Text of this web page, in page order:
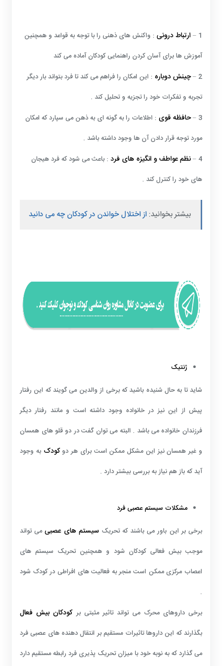
1 – ارتباط درونی : واکنش های ذهنی را با توجه به قواعد و همچنین
آموزش ها برای آسان کردن راهنمایی کودکان آماده می کند
2 –
چینش دوباره : این امکان را فراهم می کند تا فرد بتواند بار دیگر
تجربه و تفکرات خود را تجزیه و تحلیل کند .
3 –
حافظه قوی : اطلاعات را به گونه ای به ذهن می سپارد که امکان
مورد توجه قرار دادن آن ها وجود داشته باشد .
4 –
نظم عواطف و انگیزه های فرد : باعث می شود که فرد هیجان
های خود را کنترل کند .
بیشتر بخوانید: از اختلال خواندن در کودکان چه می دانید
ژنتیک
شاید تا به حال شنیده باشید که برخی از والدین می گویند که این رفتار
پیش از این نیز در خانواده وجود داشته است و مانند رفتار دیگر
فرزندان خانواده می باشد . البته می توان گفت در دو قلو های همسان
و غیر همسان نیز این مشکل ممکن است برای هر دوکودکبه وجود
آید که باز هم نیاز به بررسی بیشتر دارد .
مشکلات سیستم عصبی فرد
برخی بر این باور می باشند که تحریکسیستم های عصبیمی تواند
موجب بیش فعالی کودکان شود و همچنین تحریک سیستم های
اعصاب مرکزی ممکن است منجر به فعالیت های افراطی در کودک شود
.
برخی داروهای محرک می تواند تاثیر مثبتی بر کودکان بیش فعال
بگذارند که این داروها تاثیرات مستقیم بر انتقال دهنده های عصبی فرد
می گذارد که به نوبه خود با میزان تحریک پذیری فرد رابطه مستقیم دارد